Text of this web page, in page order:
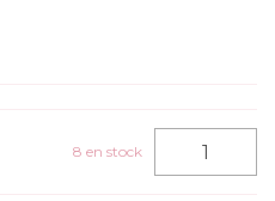
8 en stock